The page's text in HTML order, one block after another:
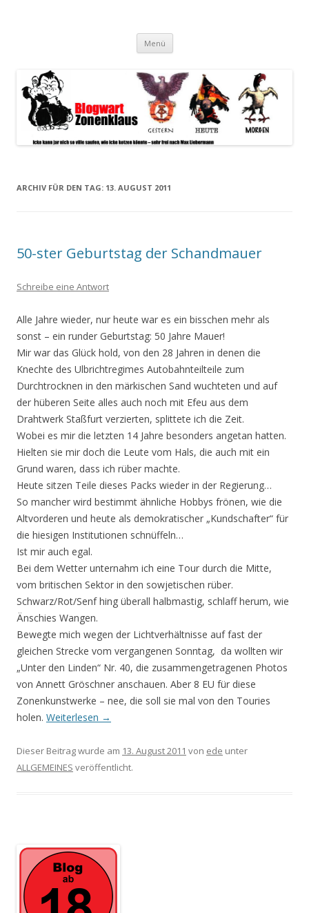
spiegeln im wesentlichen den Gesundheitszustand dieser unserer
Menü Zum
springen
ARCHIV FÜR DEN TAG: 13. AUGUST 2011
50-ster Geburtstag der Schandmauer
Schreibe eine Antwort
Alle Jahre wieder, nur heute war es ein bisschen mehr als
sonst – ein runder Geburtstag: 50 Jahre Mauer!
Mir war das Glück hold, von den 28 Jahren in denen die
Knechte des Ulbrichtregimes Autobahnteilteile zum
Durchtrocknen in den märkischen Sand wuchteten und auf
der hüberen Seite alles auch noch mit Efeu aus dem
Drahtwerk Staßfurt verzierten, splittete ich die Zeit.
Wobei es mir die letzten 14 Jahre besonders angetan hatten.
Hielten sie mir doch die Leute vom Hals, die auch mit ein
Grund waren, dass ich rüber machte.
Heute sitzen Teile dieses Packs wieder in der Regierung…
So mancher wird bestimmt ähnliche Hobbys frönen, wie die
Altvorderen und heute als demokratischer „Kundschafter“ für
die hiesigen Institutionen schnüffeln…
Ist mir auch egal.
Bei dem Wetter unternahm ich eine Tour durch die Mitte,
vom britischen Sektor in den sowjetischen rüber.
Schwarz/Rot/Senf hing überall halbmastig, schlaff herum, wie
Änschies Wangen.
Bewegte mich wegen der Lichtverhältnisse auf fast der
gleichen Strecke vom vergangenen Sonntag, da wollten wir
„Unter den Linden“ Nr. 40, die zusammengetragenen Photos
von Annett Gröschner anschauen. Aber 8 EU für diese
Zonenkunstwerke – nee, die soll sie mal von den Touries
holen. Weiterlesen →
Dieser Beitrag wurde am 13. August 2011 von ede unter
ALLGEMEINES veröffentlicht.